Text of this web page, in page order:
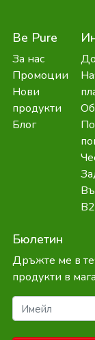
Be Pure
За нас
Промоции
Нови
продукти
Блог
Бюлетин
Дръжте ме в
продукти в
Имейл